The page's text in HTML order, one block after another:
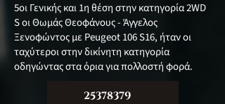
5οι Γενικής και 1η θέση στην κατηγορία 2WD
S οι Θωμάς Θεοφάνους - Άγγελος
Ξενοφώντος με Peugeot 106 S16, ήταν οι
ταχύτεροι στην δικίνητη κατηγορία
οδηγώντας στα όρια για πολλοστή φορά.
25378379